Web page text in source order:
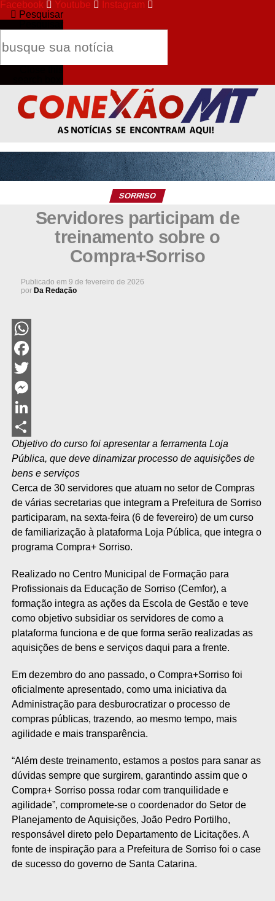
Facebook Youtube
Instagram
Pesquisar
SORRISO
Servidores participam de
treinamento sobre o
Compra+Sorriso
Publicado em 9 de fevereiro de 2026
por Da Redação
WhatsApp
Facebook
Twitter
Messenger
LinkedIn
Share
Objetivo do curso foi apresentar a ferramenta Loja
Pública, que deve dinamizar processo de aquisições de
bens e serviços
Cerca de 30 servidores que atuam no setor de Compras
de várias secretarias que integram a Prefeitura de Sorriso
participaram, na sexta-feira (6 de fevereiro) de um curso
de familiarização à plataforma Loja Pública, que integra o
programa Compra+ Sorriso.
Realizado no Centro Municipal de Formação para
Profissionais da Educação de Sorriso (Cemfor), a
formação integra as ações da Escola de Gestão e teve
como objetivo subsidiar os servidores de como a
plataforma funciona e de que forma serão realizadas as
aquisições de bens e serviços daqui para a frente.
Em dezembro do ano passado, o Compra+Sorriso foi
oficialmente apresentado, como uma iniciativa da
Administração para desburocratizar o processo de
compras públicas, trazendo, ao mesmo tempo, mais
agilidade e mais transparência.
“Além deste treinamento, estamos a postos para sanar as
dúvidas sempre que surgirem, garantindo assim que o
Compra+ Sorriso possa rodar com tranquilidade e
agilidade”, compromete-se o coordenador do Setor de
Planejamento de Aquisições, João Pedro Portilho,
responsável direto pelo Departamento de Licitações. A
fonte de inspiração para a Prefeitura de Sorriso foi o case
de sucesso do governo de Santa Catarina.